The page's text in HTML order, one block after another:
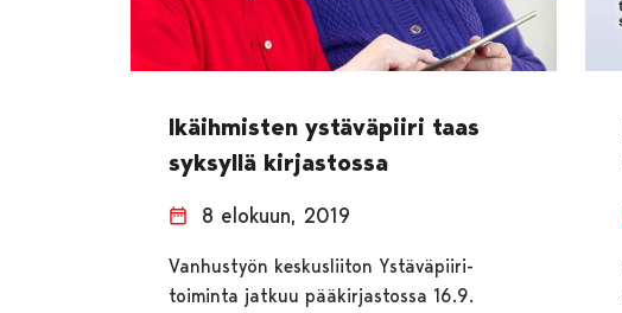
Ikäihmisten ystäväpiiri taas
syksyllä kirjastossa
8 elokuun, 2019
Vanhustyön keskusliiton Ystäväpiiri-
toiminta jatkuu pääkirjastossa 16.9.